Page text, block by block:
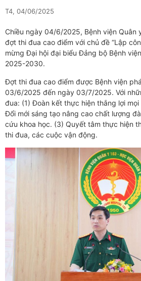
T4, 04/06/2025
Chiều ngày 04/6/2025, Bệnh viện Quân
đợt thi đua cao điểm với chủ đề “Lập
mừng Đại hội đại biểu Đảng bộ Bệnh
2025-2030.
Đợt thi đua cao điểm được Bệnh viện
03/6/2025 đến ngày 03/7/2025. Với
đua: (1) Đoàn kết thực hiện thắng lợi
Đổi mới sáng tạo nâng cao chất lượng
cứu khoa học. (3) Quyết tâm thực hiện
thi đua, các cuộc vận động.